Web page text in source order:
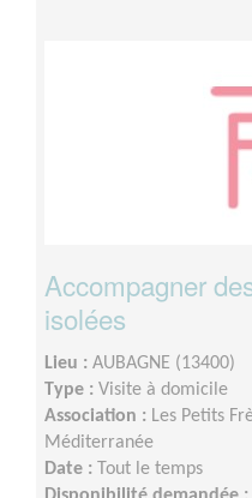
Accompagner
isolées
Lieu : AUBAGNE (13400)
Type : Visite à domicile
Association : Les Petits
Méditerranée
Date : Tout le temps